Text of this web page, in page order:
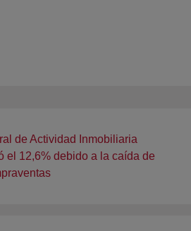
de Actividad Inmobiliaria
el 12,6% debido a la caída de